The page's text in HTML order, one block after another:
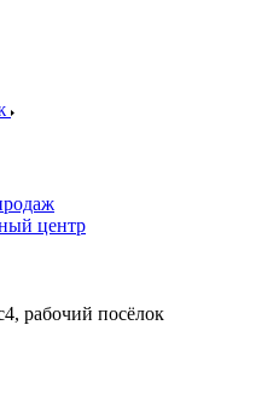
центр
рабочий посёлок